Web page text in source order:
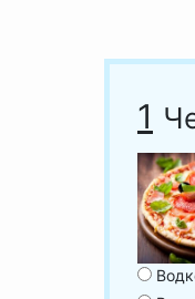
Позитивки
1